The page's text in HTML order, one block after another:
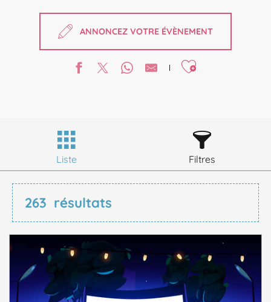
ANNONCEZ VOTRE ÉVÈNEMENT
Ajouter aux
Liste Filtres
263 résultats